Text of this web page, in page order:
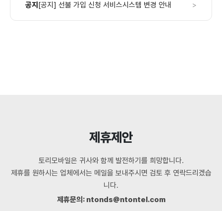
공지 [공지] 선불 가입 신청 서비스시스템 변경 안내 >
제휴제안
토리모바일은 귀사와 함께 발전하기를 희망합니다.
제휴를 원하시는 업체에서는 메일을 보내주시면 검토 후 연락드리겠습
니다.
제휴문의: ntonds@ntontel.com